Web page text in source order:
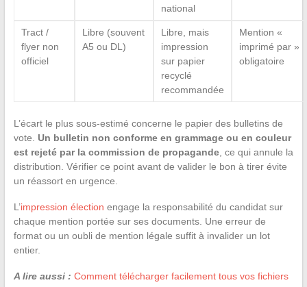
national
Tract /
flyer non
officiel
Libre (souvent
A5 ou DL)
Libre, mais
impression
sur papier
recyclé
recommandée
Mention «
imprimé par »
obligatoire
L’écart le plus sous-estimé concerne le papier des bulletins de
vote. Un bulletin non conforme en grammage ou en couleur
est rejeté par la commission de propagande, ce qui annule la
distribution. Vérifier ce point avant de valider le bon à tirer évite
un réassort en urgence.
L’impression élection engage la responsabilité du candidat sur
chaque mention portée sur ses documents. Une erreur de
format ou un oubli de mention légale suffit à invalider un lot
entier.
A lire aussi : Comment télécharger facilement tous vos fichiers